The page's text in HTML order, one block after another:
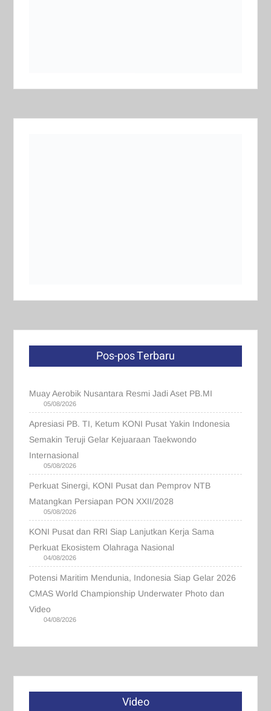
Pos-pos Terbaru
Muay Aerobik Nusantara Resmi Jadi Aset PB.MI
05/08/2026
Apresiasi PB. TI, Ketum KONI Pusat Yakin Indonesia
Semakin Teruji Gelar Kejuaraan Taekwondo
Internasional
05/08/2026
Perkuat Sinergi, KONI Pusat dan Pemprov NTB
Matangkan Persiapan PON XXII/2028
05/08/2026
KONI Pusat dan RRI Siap Lanjutkan Kerja Sama
Perkuat Ekosistem Olahraga Nasional
04/08/2026
Potensi Maritim Mendunia, Indonesia Siap Gelar 2026
CMAS World Championship Underwater Photo dan
Video
04/08/2026
Video